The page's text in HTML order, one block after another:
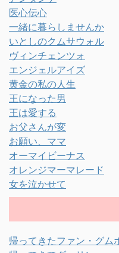
医心伝心
一緒に暮らしませんか
いとしのクムサウォル
ヴィンチェンツォ
エンジェルアイズ
黄金の私の人生
王になった男
王は愛する
お父さんが変
お願い、ママ
オーマイビーナス
オレンジマーマレード
女を泣かせて
帰ってきたファン・グム